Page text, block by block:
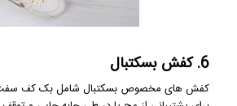
6. کفش بسکتبال
کفش های مخصوص بسکتبال شامل بک کف